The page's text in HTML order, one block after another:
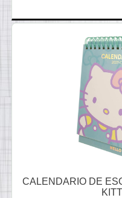
CALENDARIO DE